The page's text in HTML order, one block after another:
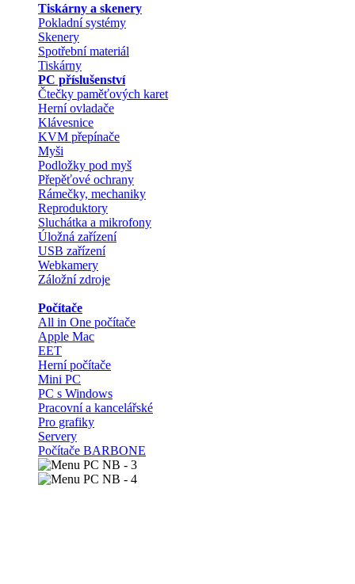
Tiskárny a skenery
Pokladní systémy
Skenery
Spotřební materiál
Tiskárny
PC příslušenství
Čtečky paměťových karet
Herní ovladače
Klávesnice
KVM přepínače
Myši
Podložky pod myš
Přepěťové ochrany
Rámečky, mechaniky
Reproduktory
Sluchátka a mikrofony
Úložná zařízení
USB zařízení
Webkamery
Záložní zdroje
Počítače
All in One počítače
Apple Mac
EET
Herní počítače
Mini PC
PC s Windows
Pracovní a kancelářské
Pro grafiky
Servery
Počítače BARBONE